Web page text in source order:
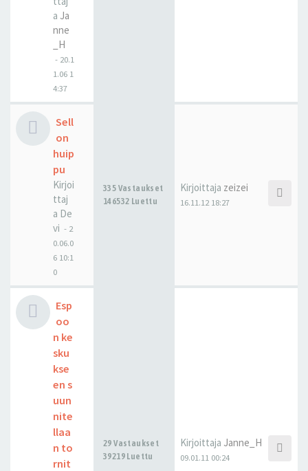
a Ja
nne
_H
- 20.1
1.06 1
4:37
Sell
on
huip
pu
Kirjoi
ttaj
a De
vi - 2
0.06.0
6 10:1
0
335 Vastaukset
146532 Luettu
Kirjoittaja zeizei
16.11.12 18:27
Esp
oo
n ke
sku
kse
en s
uun
nite
llaa
n to
rnit
29 Vastaukset
39219 Luettu
Kirjoittaja Janne_H
09.01.11 00:24